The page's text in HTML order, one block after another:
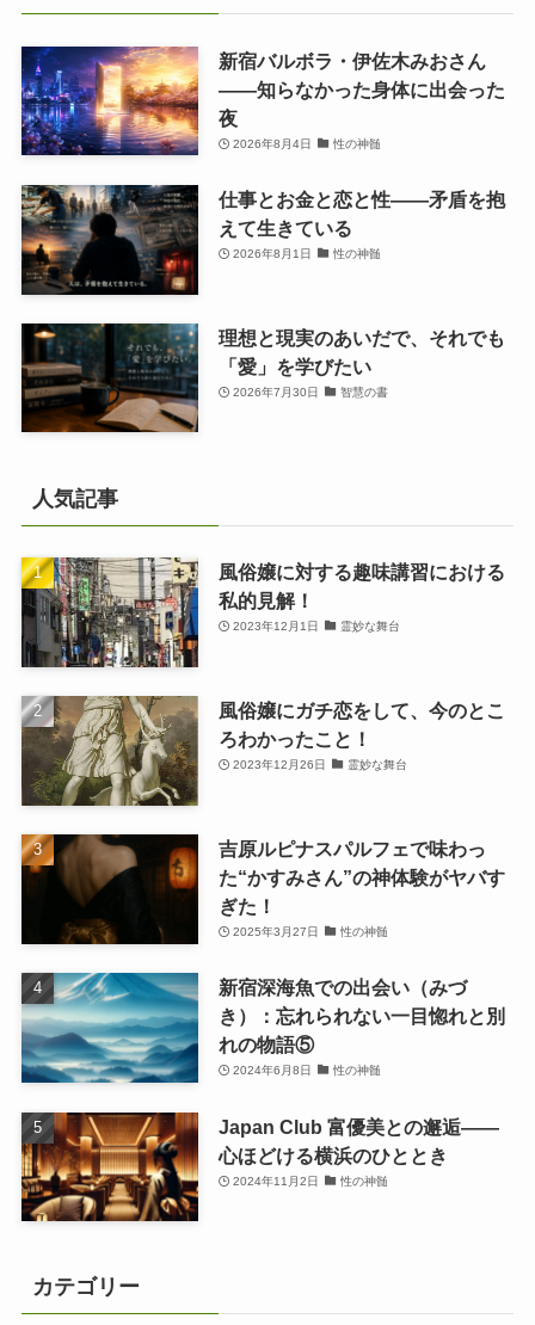
新宿バルボラ・伊佐木みおさん
――知らなかった身体に出会った
夜
2026年8月4日 性の神髄
仕事とお金と恋と性——矛盾を抱
えて生きている
2026年8月1日 性の神髄
理想と現実のあいだで、それでも
「愛」を学びたい
2026年7月30日 智慧の書
人気記事
風俗嬢に対する趣味講習における
私的見解！
2023年12月1日 霊妙な舞台
風俗嬢にガチ恋をして、今のとこ
ろわかったこと！
2023年12月26日 霊妙な舞台
吉原ルピナスパルフェで味わっ
た“かすみさん”の神体験がヤバす
ぎた！
2025年3月27日 性の神髄
新宿深海魚での出会い（みづ
き）：忘れられない一目惚れと別
れの物語⑤
2024年6月8日 性の神髄
Japan Club 富優美との邂逅――
心ほどける横浜のひととき
2024年11月2日 性の神髄
カテゴリー